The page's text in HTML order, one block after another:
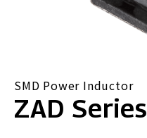
SMD Power Inductor
ZAD Series